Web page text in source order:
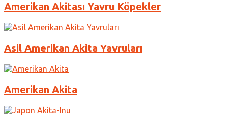
Amerikan Akitası Yavru Köpekler
Asil Amerikan Akita Yavruları
Amerikan Akita